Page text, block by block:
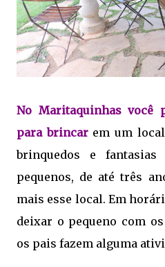
No Maritaquinhas você
para brincarem um local
brinquedos e
pequenos, de até três
mais esse local. Em
deixar o pequeno com
os pais fazem alguma